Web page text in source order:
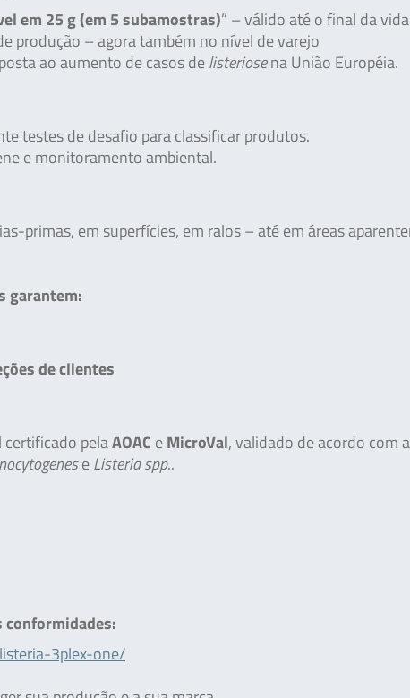
em 25 g (em 5 subamostras)” – válido até o final da
produção – agora também no nível de varejo
ao aumento de casos delisteriosena União Européia.
testes de desafio para classificar produtos.
e monitoramento ambiental.
primas, em superfícies, em ralos – até em áreas
garantem:
de clientes
certificado pelaAOAC eMicroVal, validado de acordo com a
eListeria spp..
conformidades:
3plex-one/